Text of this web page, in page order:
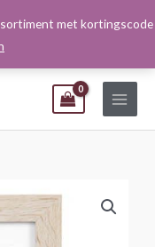
met kortingscode